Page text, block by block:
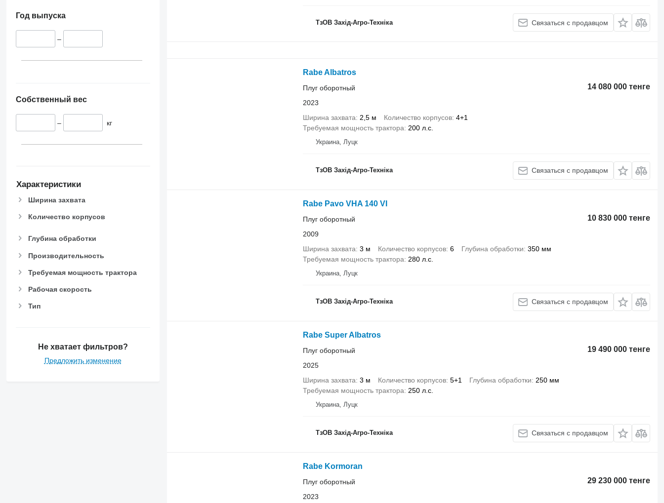
Год выпуска
–
Собственный вес
– кг
Характеристики
Ширина захвата
Количество корпусов
Глубина обработки
Производительность
Требуемая мощность трактора
Рабочая скорость
Тип
Не хватает фильтров?
Предложить изменение
ТзОВ Захід-Агро-Техніка Связаться с продавцом
Rabe Albatros
14 080 000 тенге
Плуг оборотный
2023
Ширина захвата
2,5 м Количество корпусов 4+1
Требуемая мощность трактора
200 л.с.
Украина, Луцк
ТзОВ Захід-Агро-Техніка Связаться с продавцом
Rabe Pavo VHA 140 VI
10 830 000 тенге
Плуг оборотный
2009
Ширина захвата 3 м Количество корпусов 6 Глубина обработки 350 мм
Требуемая мощность трактора
280 л.с.
Украина, Луцк
ТзОВ Захід-Агро-Техніка Связаться с продавцом
Rabe Super Albatros
19 490 000 тенге
Плуг оборотный
2025
Ширина захвата 3 м Количество корпусов 5+1 Глубина обработки
250 мм
Требуемая мощность трактора
250 л.с.
Украина, Луцк
ТзОВ Захід-Агро-Техніка Связаться с продавцом
Rabe Kormoran
29 230 000 тенге
Плуг оборотный
2023